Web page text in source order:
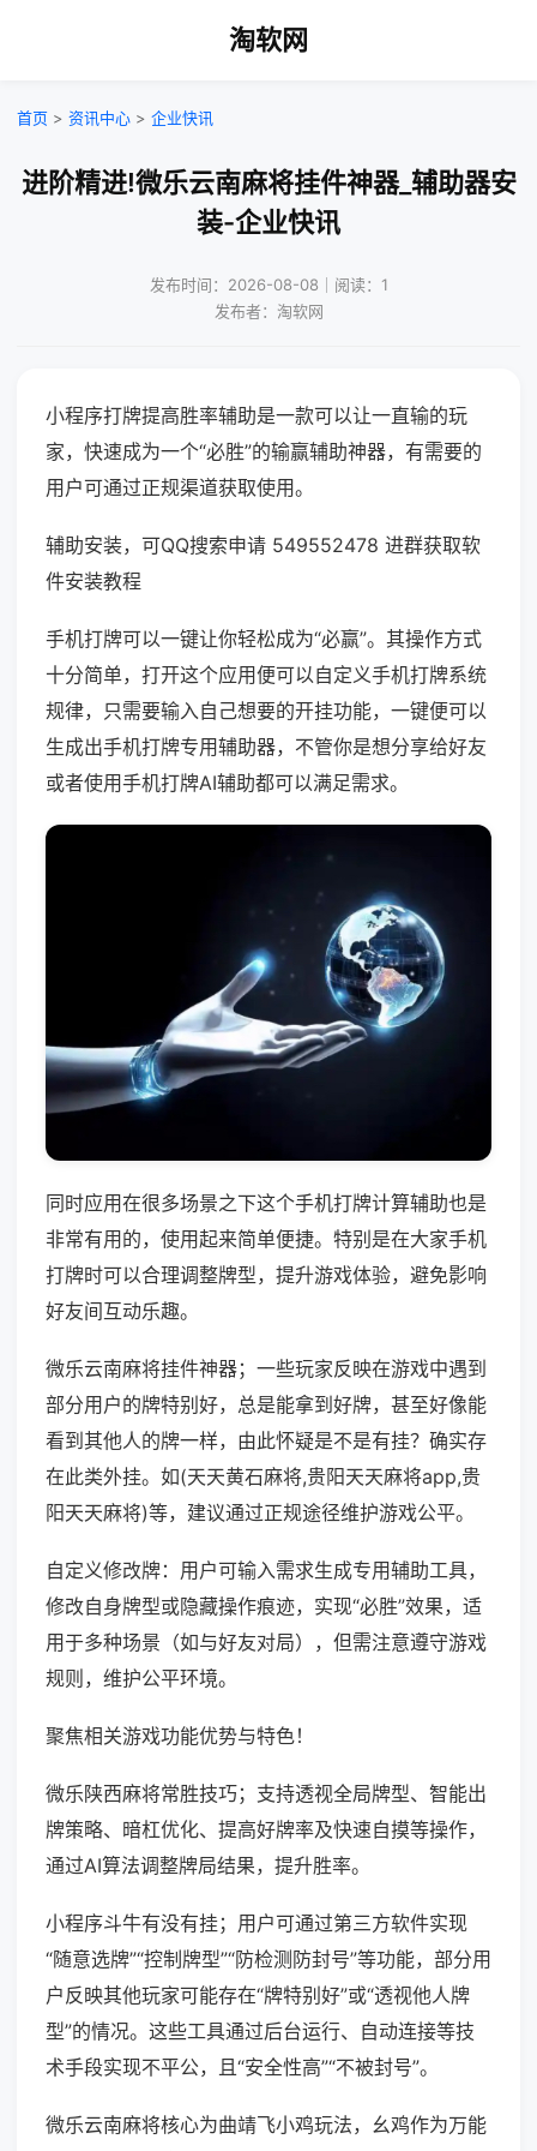
淘软网
首页 > 资讯中心 > 企业快讯
进阶精进!微乐云南麻将挂件神器_辅助器安
装-企业快讯
发布时间：2026-08-08｜阅读：1
发布者：淘软网
小程序打牌提高胜率辅助是一款可以让一直输的玩
家，快速成为一个“必胜”的输赢辅助神器，有需要的
用户可通过正规渠道获取使用。
辅助安装，可QQ搜索申请 549552478 进群获取软
件安装教程
手机打牌可以一键让你轻松成为“必赢”。其操作方式
十分简单，打开这个应用便可以自定义手机打牌系统
规律，只需要输入自己想要的开挂功能，一键便可以
生成出手机打牌专用辅助器，不管你是想分享给好友
或者使用手机打牌AI辅助都可以满足需求。
同时应用在很多场景之下这个手机打牌计算辅助也是
非常有用的，使用起来简单便捷。特别是在大家手机
打牌时可以合理调整牌型，提升游戏体验，避免影响
好友间互动乐趣。
微乐云南麻将挂件神器；一些玩家反映在游戏中遇到
部分用户的牌特别好，总是能拿到好牌，甚至好像能
看到其他人的牌一样，由此怀疑是不是有挂？确实存
在此类外挂。如(天天黄石麻将,贵阳天天麻将app,贵
阳天天麻将)等，建议通过正规途径维护游戏公平。
自定义修改牌：用户可输入需求生成专用辅助工具，
修改自身牌型或隐藏操作痕迹，实现“必胜”效果，适
用于多种场景（如与好友对局），但需注意遵守游戏
规则，维护公平环境。
聚焦相关游戏功能优势与特色！
微乐陕西麻将常胜技巧；支持透视全局牌型、智能出
牌策略、暗杠优化、提高好牌率及快速自摸等操作，
通过AI算法调整牌局结果，提升胜率。
小程序斗牛有没有挂；用户可通过第三方软件实现
“随意选牌”“控制牌型”“防检测防封号”等功能，部分用
户反映其他玩家可能存在“牌特别好”或“透视他人牌
型”的情况。这些工具通过后台运行、自动连接等技
术手段实现不平公，且“安全性高”“不被封号”。
微乐云南麻将核心为曲靖飞小鸡玩法，幺鸡作为万能